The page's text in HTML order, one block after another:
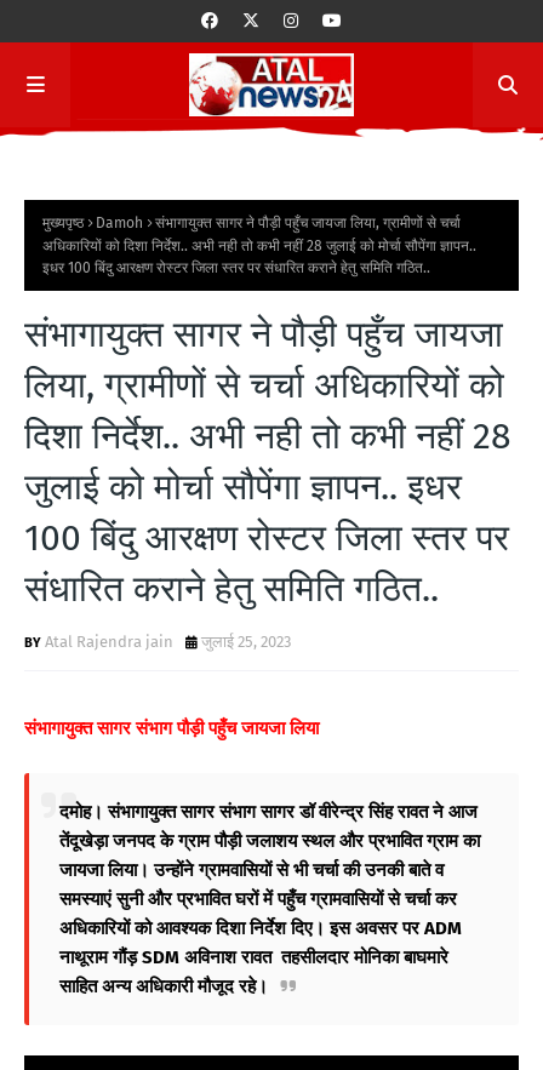
मुख्यपृष्ठ Damoh
संभागायुक्त सागर ने पौड़ी पहुँच जायजा लिया, ग्रामीणों से चर्चा
अधिकारियों को दिशा निर्देश.. अभी नही तो कभी नहीं 28 जुलाई को मोर्चा सौपेंगा ज्ञापन..
इधर 100 बिंदु आरक्षण रोस्टर जिला स्तर पर संधारित कराने हेतु समिति गठित..
संभागायुक्त सागर ने पौड़ी पहुँच जायजा
लिया, ग्रामीणों से चर्चा अधिकारियों को
दिशा निर्देश.. अभी नही तो कभी नहीं 28
जुलाई को मोर्चा सौपेंगा ज्ञापन.. इधर
100 बिंदु आरक्षण रोस्टर जिला स्तर पर
संधारित कराने हेतु समिति गठित..
Atal Rajendra jain जुलाई 25, 2023
संभागायुक्त सागर संभाग पौड़ी पहुँच जायजालिया
दमोह। संभागायुक्त सागर संभाग सागर डॉ वीरेन्द्र सिंह रावत ने आज
तेंदूखेड़ा जनपद के ग्राम पौड़ी जलाशय स्थल और प्रभावित ग्राम का
जायजा लिया। उन्होंने ग्रामवासियों से भी चर्चा की उनकी बाते व
समस्याएं सुनी और प्रभावित घरों में पहुँच ग्रामवासियों से चर्चा कर
अधिकारियों को आवश्यक दिशा निर्देश दिए। इस अवसर पर ADM
नाथूराम गौंड़ SDM अविनाश रावत तहसीलदार मोनिका बाघमारे
साहित अन्य अधिकारी मौजूद रहे।